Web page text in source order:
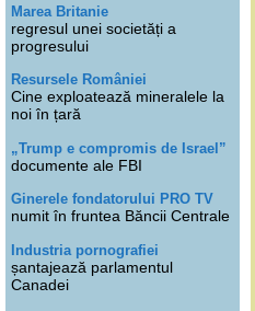
Marea Britanie
regresul unei societăți a
progresului
Resursele României
Cine exploatează mineralele la
noi în țară
„Trump e compromis de Israel”
documente ale FBI
Ginerele fondatorului PRO TV
numit în fruntea Băncii Centrale
Industria pornografiei
șantajează parlamentul
Canadei